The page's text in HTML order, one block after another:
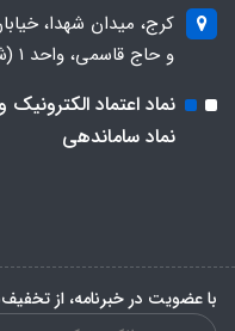
کرج، میدان شهدا،
و حاج قاسمی، واحد ۱ (شعبه دیگری نداریم)
نماد اعتماد الکترونیک و
نماد ساماندهی
با عضویت در خبرنامه، از